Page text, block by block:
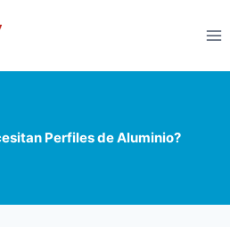
Perfiles de Aluminio?